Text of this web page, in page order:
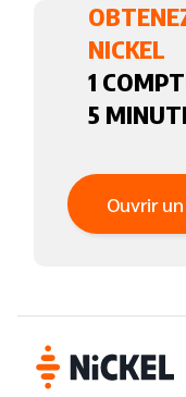
NICKEL
1
5
Ouvrir